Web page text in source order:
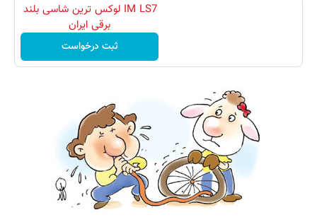
IM LS7 لوکس ترین شاسی بلند
برقی ایران
ثبت درخواست